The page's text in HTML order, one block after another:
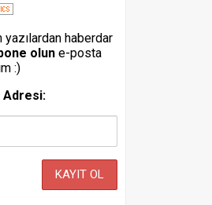
haberdar
olun e-posta
:)
Adresi: